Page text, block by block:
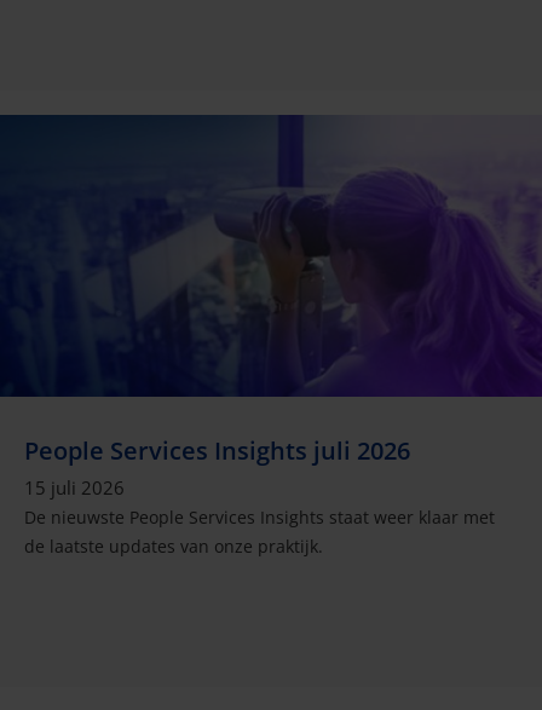
People Services Insights juli 2026
15 juli 2026
De nieuwste People Services Insights staat weer klaar met
de laatste updates van onze praktijk.